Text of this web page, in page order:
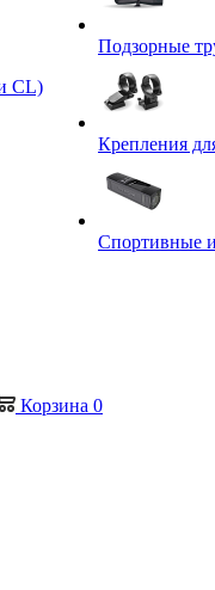
CL)
Подзорные
Крепления
Спортивные
Корзина 0